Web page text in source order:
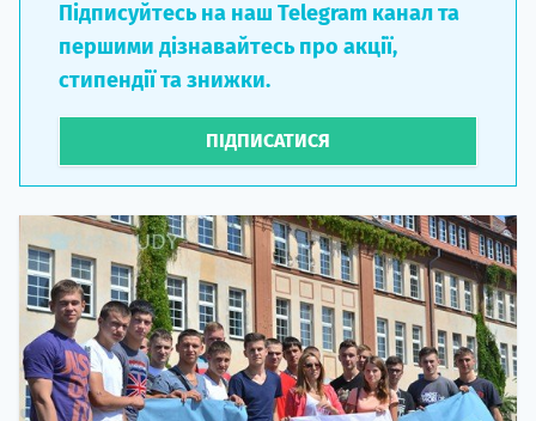
Підписуйтесь на наш Telegram канал та
першими дізнавайтесь про акції,
стипендії та знижки.
ПІДПИСАТИСЯ